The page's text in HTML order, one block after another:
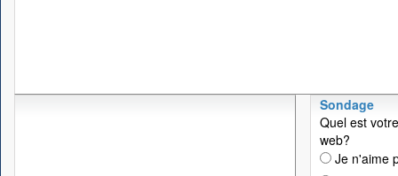
Sondage
Quel est
web?
Je n'aime